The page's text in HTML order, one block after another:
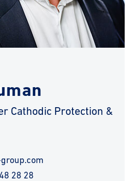
Cathodic Protection &
28 28